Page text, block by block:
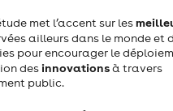
met l’accent sur les
ailleurs dans le monde et
pour encourager le
desinnovationsà travers
public.